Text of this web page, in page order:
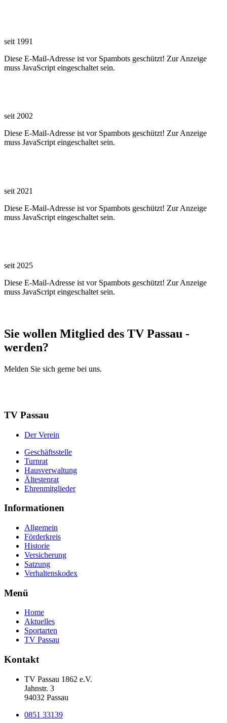
seit 1991
Diese E-Mail-Adresse ist vor Spambots geschützt! Zur Anzeige
muss JavaScript eingeschaltet sein.
seit 2002
Diese E-Mail-Adresse ist vor Spambots geschützt! Zur Anzeige
muss JavaScript eingeschaltet sein.
seit 2021
Diese E-Mail-Adresse ist vor Spambots geschützt! Zur Anzeige
muss JavaScript eingeschaltet sein.
seit 2025
Diese E-Mail-Adresse ist vor Spambots geschützt! Zur Anzeige
muss JavaScript eingeschaltet sein.
Sie wollen Mitglied des TV Passau ­
werden?
Melden Sie sich gerne bei uns.
TV Passau
Der Verein
Geschäftsstelle
Turnrat
Hausverwaltung
Ältestenrat
Ehrenmitglieder
Informationen
Allgemein
Förderkreis
Historie
Versicherung
Satzung
Verhaltenskodex
Menü
Home
Aktuelles
Sportarten
TV Passau
Kontakt
TV Passau 1862 e.V.
Jahnstr. 3
94032 Passau
0851 33139